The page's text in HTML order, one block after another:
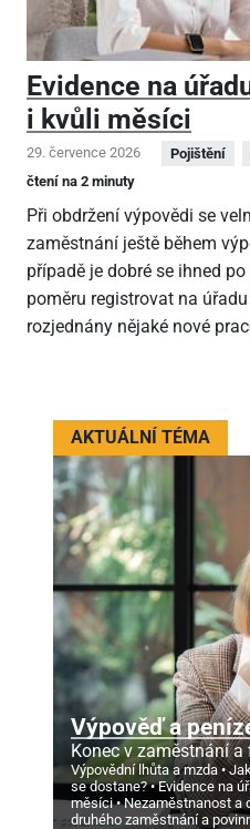
Evidence na
i kvůli měsíci
29. července 2026 Pojištění
čtení na 2 minuty
Při obdržení výpovědi se
zaměstnání ještě během
případě je dobré se ihned
poměru registrovat na
rozjednány nějaké nové
AKTUÁLNÍ TÉMA
Výpověď a
Konec v zaměstnání
Výpovědní lhůta a mzda
se dostane?
Evidence na
měsíci
Nezaměstnanost a
druhého zaměstnání a